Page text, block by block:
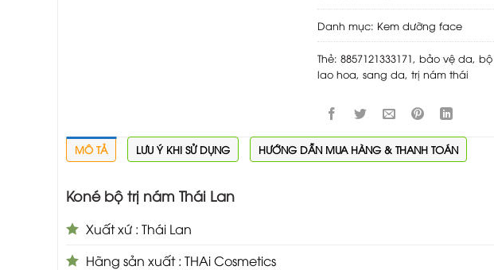
Danh mục: Kem dưỡng face
Thẻ: 8857121333171, bảo vệ da,
lao hoa, sang da, trị nám thái
MÔ TẢ LƯU Ý KHI SỬ DỤNG HƯỚNG DẪN MUA HÀNG & THANH TOÁN
Koné bộ trị nám Thái Lan
Xuất xứ : Thái Lan
Hãng sản xuất : THAi Cosmetics